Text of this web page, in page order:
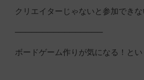
クリエイターじゃないと参加できな
────────────────
ボードゲーム作りが気になる！と